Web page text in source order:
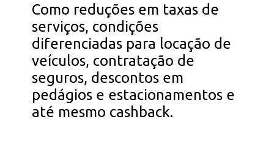
Como reduções em taxas de
serviços, condições
diferenciadas para locação de
veículos, contratação de
seguros, descontos em
pedágios e estacionamentos e
até mesmo cashback.